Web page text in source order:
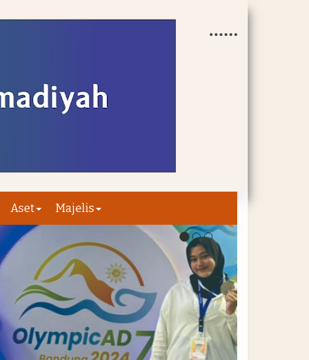
Aset Majelis